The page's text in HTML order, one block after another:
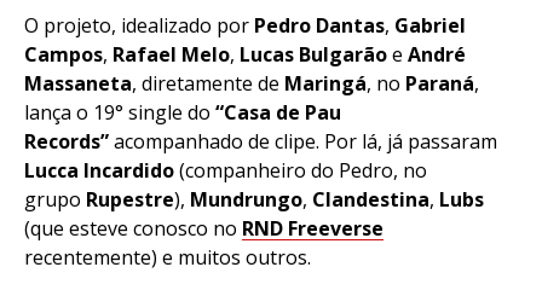
O projeto, idealizado por Pedro Dantas, Gabriel
Campos, Rafael Melo, Lucas Bulgarãoe André
Massaneta, diretamente de Maringá, no Paraná,
lança o 19° single do “Casa de Pau
Records”acompanhado de clipe. Por lá, já passaram
Lucca Incardido(companheiro do Pedro, no
grupo Rupestre), Mundrungo, Clandestina, Lubs
(que esteve conosco no RND Freeverse
recentemente) e muitos outros.